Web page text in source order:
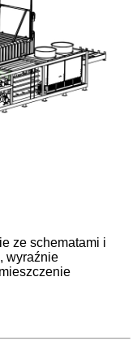
ze schematami i
wyraźnie